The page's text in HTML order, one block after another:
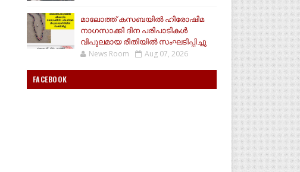
മാലോത്ത് കസബയിൽ ഹിരോഷിമ
നാഗസാക്കി ദിന പരിപാടികൾ
വിപുലമായ രീതിയിൽ സംഘടിപ്പിച്ചു
News Room Aug 07, 2026
FACEBOOK